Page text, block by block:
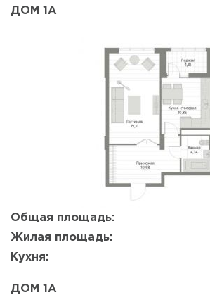
ДОМ 1А
Общая площадь:
Жилая площадь:
Кухня:
Да, удалить
ДОМ 1А